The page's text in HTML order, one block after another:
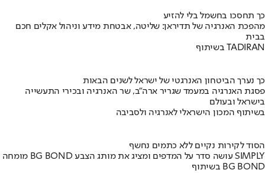
כך תחסכו בחשמל בלי להזיע
מהפכת האנרגיה של תדיראן: שליטה, אבטחת מידע וניהול אקלים חכם
בבית
בשיתוף TADIRAN
כך נערך הביטחון האנרגטי של ישראל לשנים הבאות
פסגת האנרגיה במעמד שגריר ארה"ב, שר האנרגיה ובכירי התעשייה
בישראל ובעולם
בשיתוף המכון הישראלי לאנרגיה ולסביבה
הסוד לקירות נקיים ללא כתמים נחשף
מומחה BG BOND עושה סדר על המדפים ומציג את מותג הצבע SIMPLY
בשיתוף BG BOND